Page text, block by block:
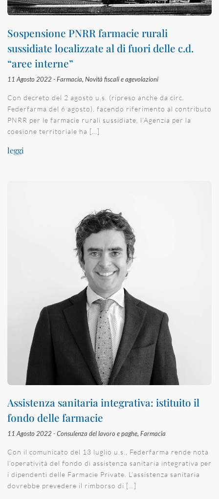
Sospensione PNRR farmacie rurali
sussidiate localizzate al di fuori delle c.d.
“aree interne”
11 Agosto 2022 -Farmacia, Novità fiscali e agevolazioni
Con decreto del 2 agosto u.s. (ripreso anche da circ.
Federfarma del 6 agosto), facendo riferimento al contributo
PNRR per le farmacie rurali sussidiate, l’Agenzia per la
coesione territoriale ha […]
leggi
Assistenza sanitaria integrativa: istituito il
fondo delle farmacie
11 Agosto 2022 -Consulenza del lavoro e paghe, Farmacia
Con il comunicato del 13 luglio u.s., Federfarma rende nota
l’operatività del fondo di assistenza sanitaria integrativa per
i dipendenti delle Farmacie Private. L’assistenza sanitaria
dovrebbe prevedere il rimborso di […]